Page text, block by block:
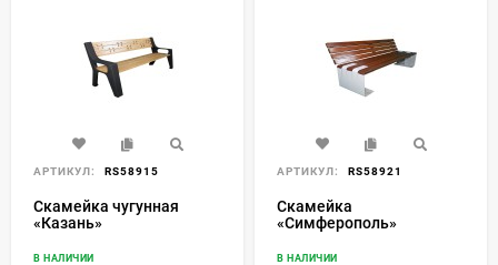
АРТИКУЛ: RS58915
Скамейка чугунная
«Казань»
В НАЛИЧИИ
АРТИКУЛ: RS58921
Скамейка
«Симферополь»
В НАЛИЧИИ